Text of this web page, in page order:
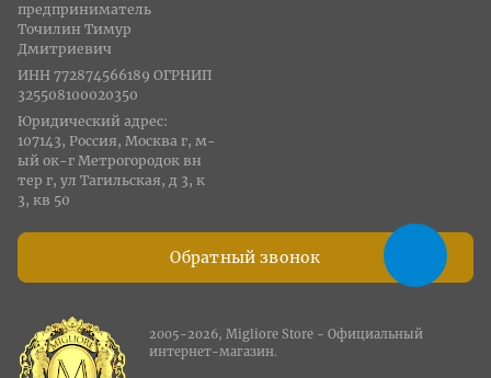
Обратный звонок
предприниматель
Точилин Тимур
Дмитриевич
ИНН 772874566189 ОГРНИП
325508100020350
Юридический адрес:
107143, Россия, Москва г, м-
ый ок-г Метрогородок вн
тер г, ул Тагильская, д 3, к
3, кв 50
2005-2026, Migliore Store - Официальный
интернет-магазин.